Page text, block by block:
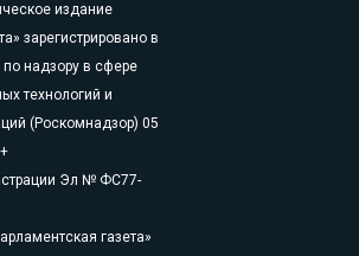
издание
зарегистрировано в
надзору в сфере
технологий и
(Роскомнадзор) 05
Эл № ФС77-
газета»